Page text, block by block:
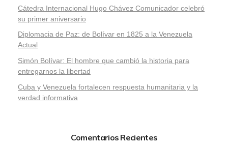
Cátedra Internacional Hugo Chávez Comunicador celebró
su primer aniversario
Diplomacia de Paz: de Bolívar en 1825 a la Venezuela
Actual
Simón Bolívar: El hombre que cambió la historia para
entregarnos la libertad
​Cuba y Venezuela fortalecen respuesta humanitaria y la
verdad informativa
Comentarios Recientes